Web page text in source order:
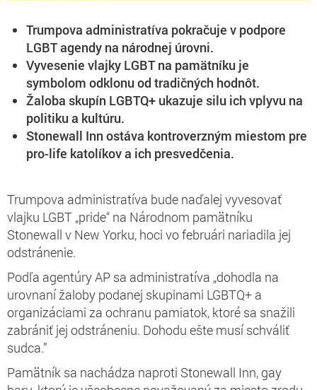
Trumpova administratíva pokračuje v podpore
LGBT agendy na národnej úrovni.
Vyvesenie vlajky LGBT na pamätníku je
symbolom odklonu od tradičných hodnôt.
Žaloba skupín LGBTQ+ ukazuje silu ich vplyvu na
politiku a kultúru.
Stonewall Inn ostáva kontroverzným miestom pre
pro-life katolíkov a ich presvedčenia.
Trumpova administratíva bude naďalej vyvesovať
vlajku LGBT „pride“ na Národnom pamätníku
Stonewall v New Yorku, hoci vo februári nariadila jej
odstránenie.
Podľa agentúry AP sa administratíva „dohodla na
urovnaní žaloby podanej skupinami LGBTQ+ a
organizáciami za ochranu pamiatok, ktoré sa snažili
zabrániť jej odstráneniu. Dohodu ešte musí schváliť
sudca.”
Pamätník sa nachádza naproti Stonewall Inn, gay